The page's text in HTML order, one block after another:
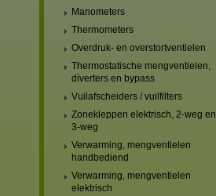
Manometers
Thermometers
Overdruk- en overstortventielen
Thermostatische mengventielen,
diverters en bypass
Vuilafscheiders / vuilfilters
Zonekleppen elektrisch, 2-weg en
3-weg
Verwarming, mengventielen
handbediend
Verwarming, mengventielen
elektrisch